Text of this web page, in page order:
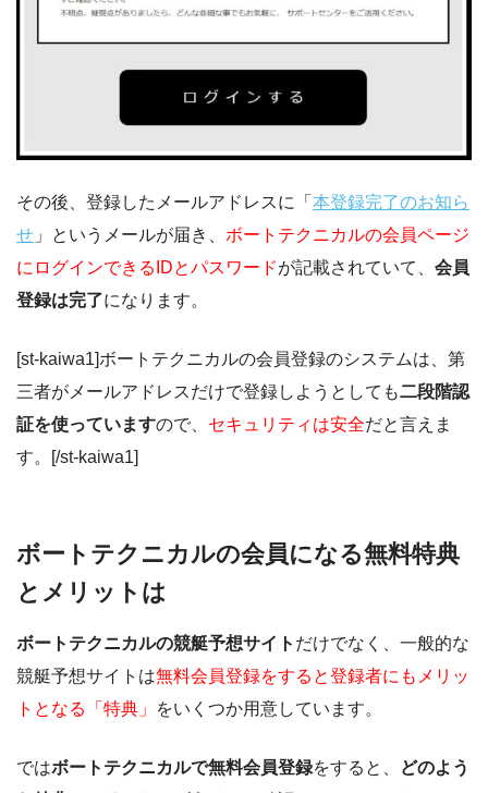
その後、登録したメールアドレスに「 本登録完了のお知ら
せ 」というメールが届き、 ボートテクニカルの会員ページ
にログインできるIDとパスワードが記載されていて、 会員
登録は完了になります。
[st-kaiwa1]ボートテクニカルの会員登録のシステムは、第
三者がメールアドレスだけで登録しようとしても二段階認
証を使っていますので、 セキュリティは安全だと言えま
す。[/st-kaiwa1]
ボートテクニカルの会員になる無料特典
とメリットは
ボートテクニカルの競艇予想サイト だけでなく、一般的な
競艇予想サイトは無料会員登録をすると登録者にもメリッ
トとなる「特典」
をいくつか用意しています。
ではボートテクニカルで無料会員登録をすると、
どのよう